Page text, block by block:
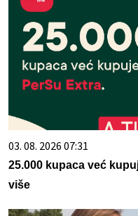
03. 08. 2026 07:31
25.000 kupaca već
više